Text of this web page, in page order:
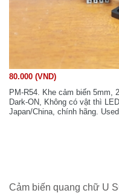
80.000 (VND)
PM-R54. Khe cảm biến 5mm,
Dark-ON, Không có vật thì
Japan/China, chính hãng.
Cảm biến quang chữ U